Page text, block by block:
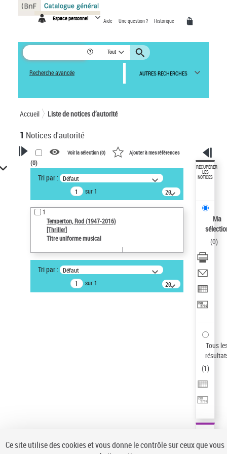
Espace personnel Aide Une question ? Historique
Tout
Recherche avancée AUTRES RECHERCHES
Accueil Liste de notices d’autorité
1 Notices d'autorité
VOTRE RECHERCHE
Recherche avancée dans les
notices d’autorité
Œuvres liées à l'auteur :
Temperton, Rod (1947-2016)
Type de notice d'autorité
Œuvre
Statut de la notice d’autorité
Voir la sélection (0) Ajouter à mes références
(0)
Tri par : Défaut
sur 1
20
résultats/page
1
Temperton, Rod (1947-2016)
[Thriller]
Titre uniforme musical
Tri par : Défaut
sur 1
20
résultats/page
RÉCUPÉRER
LES
NOTICES
Ma
(0)
Tous
(1)
Panneau de gestion des cookies
Ce site utilise des cookies et vous donne le contrôle sur ceux que vous